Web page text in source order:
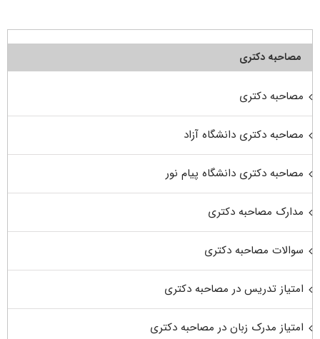
مصاحبه دکتری
مصاحبه دکتری
مصاحبه دکتری دانشگاه آزاد
مصاحبه دکتری دانشگاه پیام نور
مدارک مصاحبه دکتری
سوالات مصاحبه دکتری
امتیاز تدریس در مصاحبه دکتری
امتیاز مدرک زبان در مصاحبه دکتری